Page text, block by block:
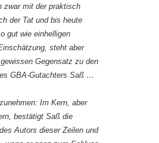
zwar mit der praktisch
der Tat und bis heute
gut wie einhelligen
steht aber
Gegensatz zu den
GBA-Gutachters Saß …
Im Kern, aber
bestätigt Saß die
Autors dieser Zeilen und